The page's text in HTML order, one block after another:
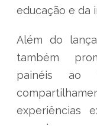
educação e da
Além do
também
painéis
experiências